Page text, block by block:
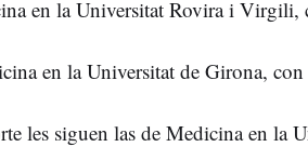
en la Universitat Rovira i Virgili,
en la Universitat de Girona,
les siguen las de Medicina en la